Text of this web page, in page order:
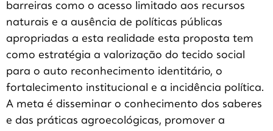
barreiras como o acesso limitado aos recursos
naturais e a ausência de políticas públicas
apropriadas a esta realidade esta proposta tem
como estratégia a valorização do tecido social
para o auto reconhecimento identitário, o
fortalecimento institucional e a incidência política.
A meta é disseminar o conhecimento dos saberes
e das práticas agroecológicas, promover a